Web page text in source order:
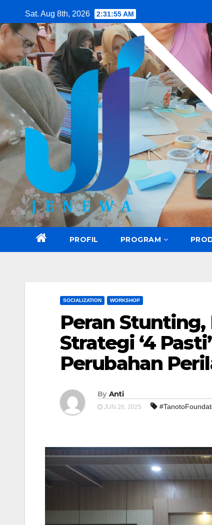
to
content
Sat. Aug 8th, 2026 2:31:56 AM
PROFIL PROGRAM
SOCIALIZATION WORKSHOP
Peran Stunting,
Strategi ‘4
Perubahan
By Anti
JUN 26, 2025